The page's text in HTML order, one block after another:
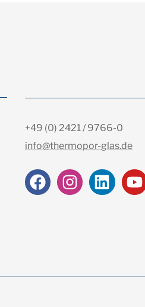
+49 (0) 2421 / 9766-0
info@thermopor-glas.de